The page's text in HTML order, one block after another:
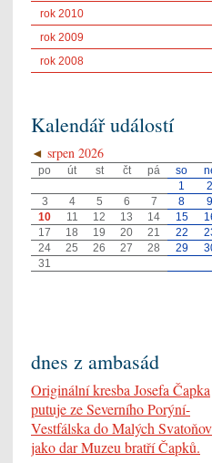
rok 2010
rok 2009
rok 2008
Kalendář událostí
◄ srpen 2026
po út st čt pá so
1
2
3
4 5 6 7 8
9
10
11 12 13 14 15
17
18 19 20 21 22
24
25 26 27 28 29
31
dnes z ambasád
Originální kresba Josefa Čapka
putuje ze Severního Porýní-
Vestfálska do Malých
jako dar Muzeu bratří Čapků.